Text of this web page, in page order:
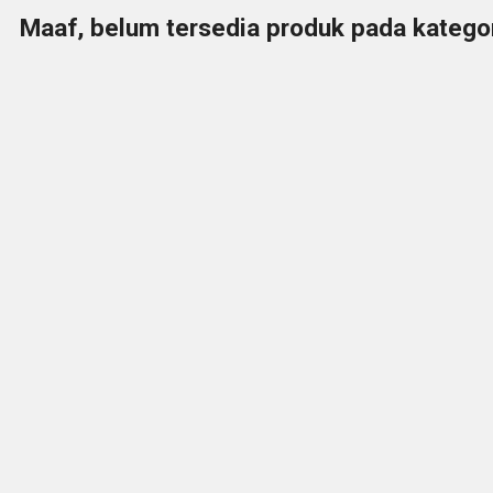
Maaf, belum tersedia produk pada